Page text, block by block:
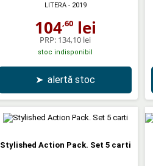
LITERA- 2019
104,60lei
PRP: 134,10 lei
stoc indisponibil
➤ alertă stoc
Stylished Action Pack. Set 5 carti